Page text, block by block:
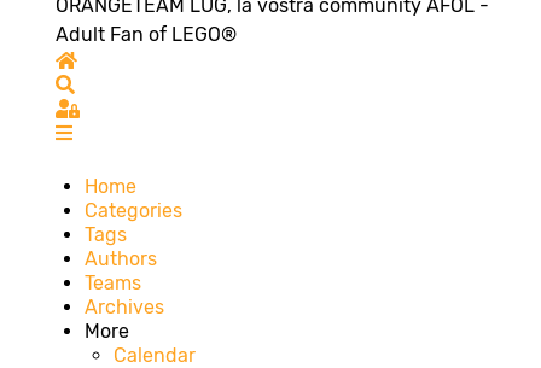
ORANGETEAM LUG, la vostra community AFOL -
Adult Fan of LEGO®
Home
Sign In
Home
Categories
Tags
Authors
Teams
Archives
More
Calendar